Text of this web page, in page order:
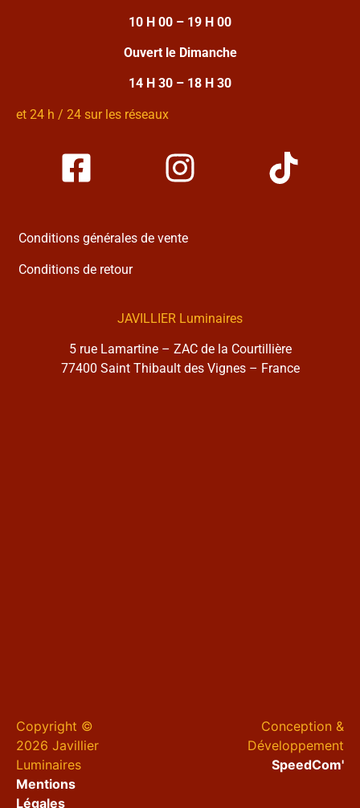
10 H 00 – 19 H 00
Ouvert le Dimanche
14 H 30 – 18 H 30
et 24 h / 24 sur les réseaux
Conditions générales de vente
Conditions de retour
JAVILLIER Luminaires
5 rue Lamartine – ZAC de la Courtillière
77400 Saint Thibault des Vignes – France
Copyright ©
2026 Javillier
Luminaires
Mentions
Légales
Conception &
Développement
SpeedCom'